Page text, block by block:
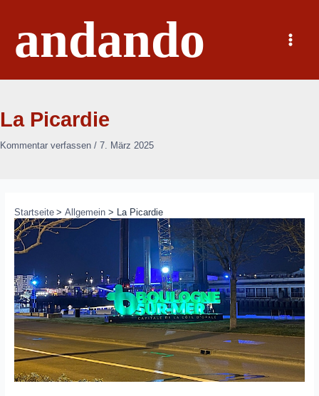
springenandando
Main
Menu
La Picardie
Kommentar verfassen / 7. März 2025
Startseite Allgemein La Picardie